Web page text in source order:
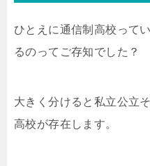
ひとえに通信制高校って
るのってご存知でした？
大きく分けると私立公立
高校が存在します。